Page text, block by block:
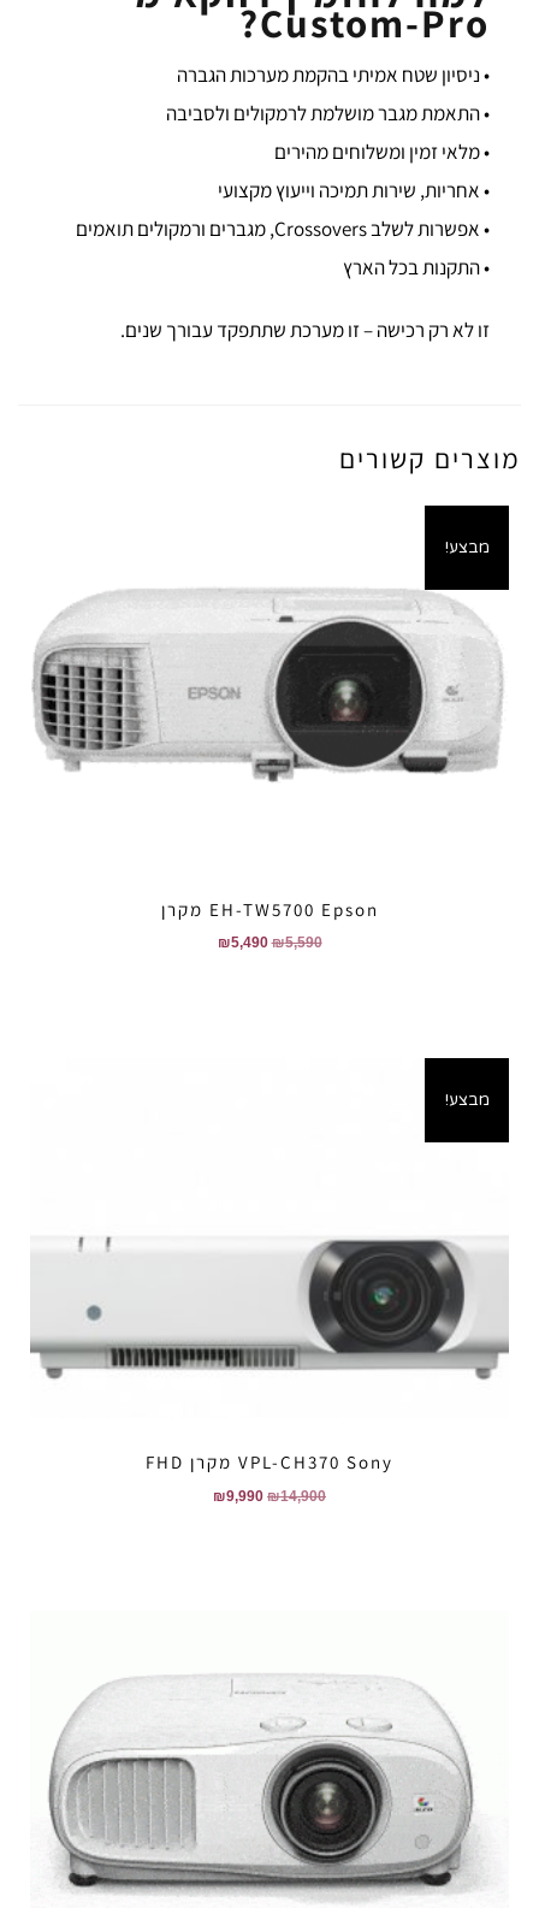
Custom-Pro?
• ניסיון שטח אמיתי בהקמת מערכות הגברה
• התאמת מגבר מושלמת לרמקולים ולסביבה
• מלאי זמין ומשלוחים מהירים
• אחריות, שירות תמיכה וייעוץ מקצועי
• אפשרות לשלב Crossovers, מגברים ורמקולים תואמים
• התקנות בכל הארץ
זו לא רק רכישה – זו מערכת שתתפקד עבורך שנים.
מוצרים קשורים
מבצע!
EH-TW5700 Epson‏ מקרן
₪5,590
₪5,490
מבצע!
VPL-CH370 Sony מקרן FHD
₪14,900
₪9,990